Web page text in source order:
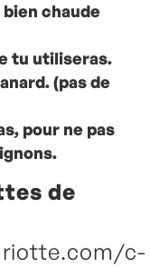
bien chaude
tu utiliseras.
(pas de
pour ne pas
de
c-